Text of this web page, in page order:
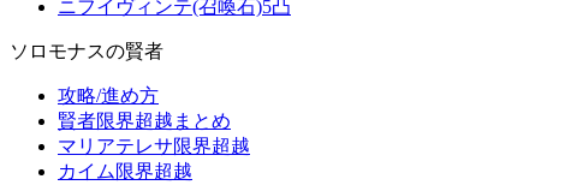
ニフイヴィンテ(召喚石)5凸
ソロモナスの賢者
攻略/進め方
賢者限界超越まとめ
マリアテレサ限界超越
カイム限界超越